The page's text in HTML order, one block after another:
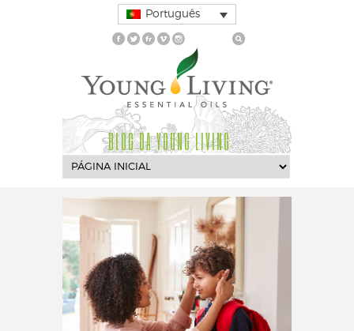
Português
BLOG DA YOUNG LIVING